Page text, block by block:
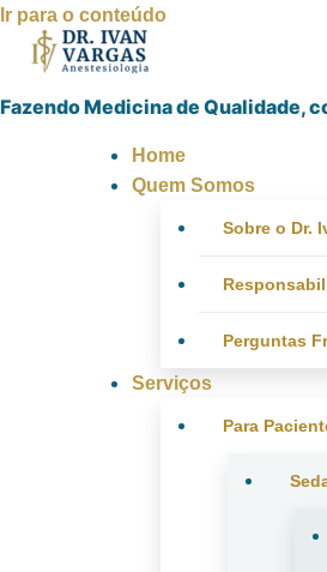
Ir para o conteúdo
Fazendo Medicina de Qualidade,
Home
Quem Somos
Sobre o Dr.
Perguntas
Serviços
Para